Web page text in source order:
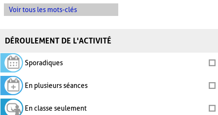
Voir tous les mots-clés
DÉROULEMENT DE L'ACTIVITÉ
Sporadiques
En plusieurs séances
En classe seulement